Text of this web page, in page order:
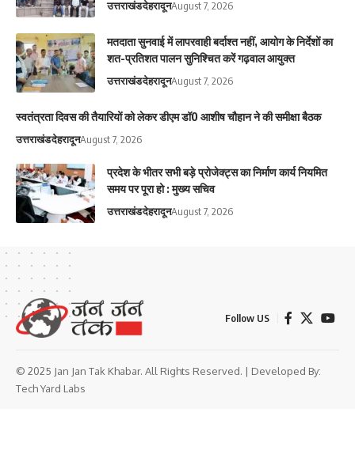
उत्तराखंडदेहरादूनAugust 7, 2026
मतदाता सुनवाई में लापरवाही बर्दाश्त नहीं, आयोग के निर्देशों का
शत-प्रतिशत पालन सुनिश्चित करें गढ़वाल आयुक्त
उत्तराखंडदेहरादूनAugust 7, 2026
स्वतंत्रता दिवस की तैयारियों को लेकर डीएम डॉ0 आशीष चौहान ने की समीक्षा बैठक
उत्तराखंडदेहरादूनAugust 7, 2026
प्रदेश के भीतर सभी बड़े प्रोजेक्ट्स का निर्माण कार्य नियमित
समय पर पूरा हो : मुख्य सचिव
उत्तराखंडदेहरादूनAugust 7, 2026
Follow US
© 2025 Jan Jan Tak Khabar. All Rights Reserved. | Developed By:
Tech Yard Labs